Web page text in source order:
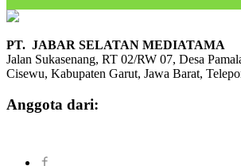
PT. JABAR SELATAN MEDIATAMA
Jalan Sukasenang, RT 02/RW 07, Desa
Cisewu, Kabupaten Garut, Jawa Barat,
Anggota dari: